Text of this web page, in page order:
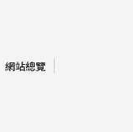
網站總覽